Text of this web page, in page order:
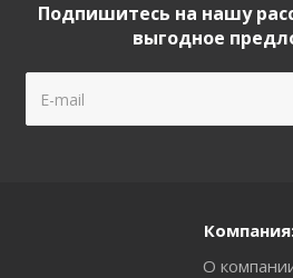
Подпишитесь на нашу
выгодное
О